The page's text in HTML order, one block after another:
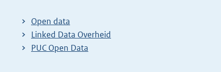
t
e
r
Open data
Linked Data Overheid
PUC Open Data